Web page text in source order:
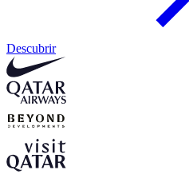
Descubrir